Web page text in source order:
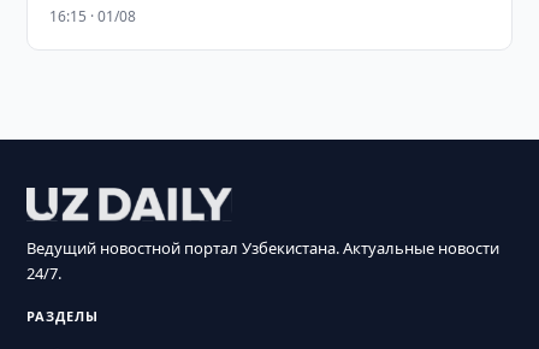
16:15 · 01/08
Ведущий новостной портал Узбекистана. Актуальные новости
24/7.
РАЗДЕЛЫ